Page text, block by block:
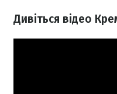
Дивіться відео